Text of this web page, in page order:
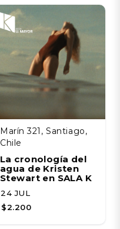
Marín 321, Santiago,
Chile
La cronología del
agua de Kristen
Stewart en SALA K
24 JUL
$2.200